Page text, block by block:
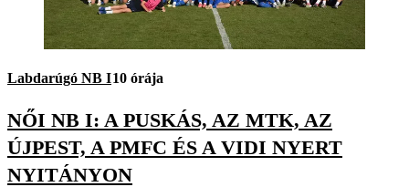
Labdarúgó NB I10 órája
NŐI NB I: A PUSKÁS, AZ MTK, AZ
ÚJPEST, A PMFC ÉS A VIDI NYERT
NYITÁNYON